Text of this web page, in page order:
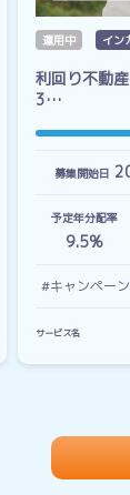
運用中 イン
利回り不動
3…
募集開始日
予定年分配率
9.5%
#キャンペー
サービス名